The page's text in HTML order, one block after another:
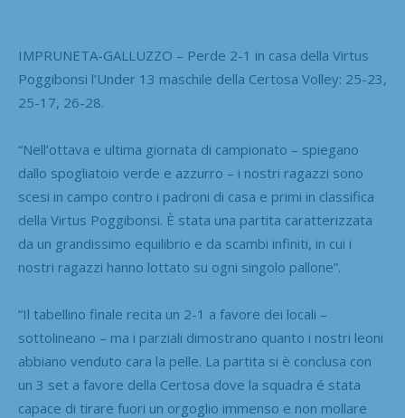
IMPRUNETA-GALLUZZO – Perde 2-1 in casa della Virtus
Poggibonsi l’Under 13 maschile della Certosa Volley: 25-23,
25-17, 26-28.
“Nell’ottava e ultima giornata di campionato – spiegano
dallo spogliatoio verde e azzurro – i nostri ragazzi sono
scesi in campo contro i padroni di casa e primi in classifica
della Virtus Poggibonsi. È stata una partita caratterizzata
da un grandissimo equilibrio e da scambi infiniti, in cui i
nostri ragazzi hanno lottato su ogni singolo pallone”.
“Il tabellino finale recita un 2-1 a favore dei locali –
sottolineano – ma i parziali dimostrano quanto i nostri leoni
abbiano venduto cara la pelle. La partita si è conclusa con
un 3 set a favore della Certosa dove la squadra é stata
capace di tirare fuori un orgoglio immenso e non mollare